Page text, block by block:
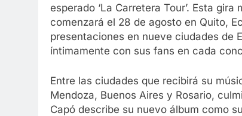
esperado ‘La Carretera Tour’. Esta
comenzará el 28 de agosto en Quito,
presentaciones en nueve ciudades de
íntimamente con sus fans en cada
Entre las ciudades que recibirá su
Mendoza, Buenos Aires y Rosario,
Capó describe su nuevo álbum como